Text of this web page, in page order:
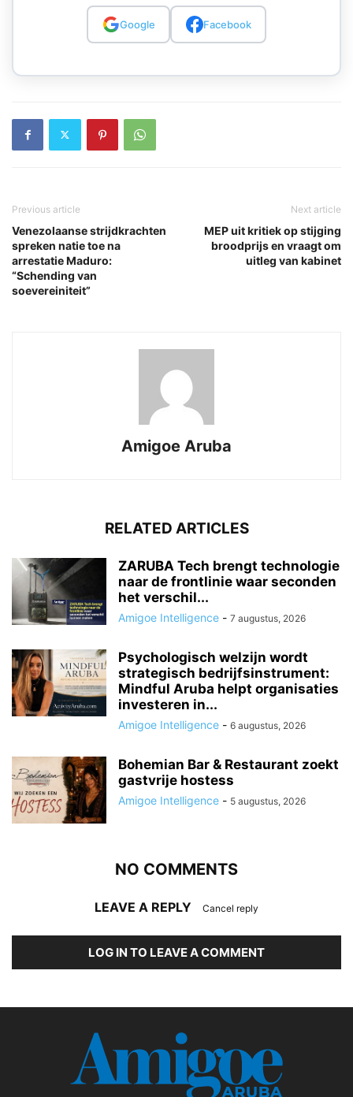
Google Facebook
Previous article
Venezolaanse strijdkrachten
spreken natie toe na
arrestatie Maduro:
“Schending van
soevereiniteit”
Next article
MEP uit kritiek op stijging
broodprijs en vraagt om
uitleg van kabinet
Amigoe Aruba
RELATED ARTICLES
ZARUBA Tech brengt technologie
naar de frontlinie waar seconden
het verschil...
Amigoe Intelligence - 7 augustus, 2026
Psychologisch welzijn wordt
strategisch bedrijfsinstrument:
Mindful Aruba helpt organisaties
investeren in...
Amigoe Intelligence - 6 augustus, 2026
Bohemian Bar & Restaurant zoekt
gastvrije hostess
Amigoe Intelligence - 5 augustus, 2026
NO COMMENTS
LEAVE A REPLY Cancel reply
LOG IN TO LEAVE A COMMENT